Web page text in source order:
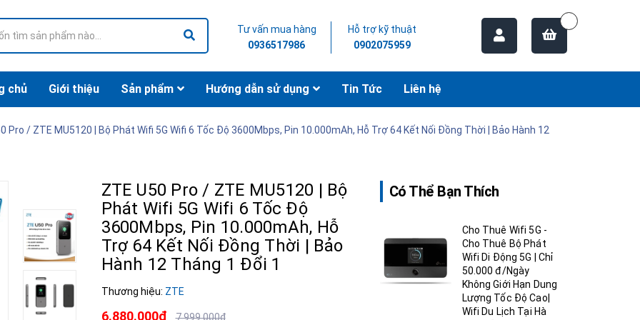
Tư vấn mua hàng
0936517986
Hỗ trợ kỹ thuật
0902075959
chủ Giới thiệu Sản phẩm Hướng dẫn sử dụng Tin Tức Liên hệ
Pro / ZTE MU5120 | Bộ Phát Wifi 5G Wifi 6 Tốc Độ 3600Mbps, Pin 10.000mAh, Hỗ Trợ 64 Kết Nối Đồng Thời | Bảo Hành 12
ZTE U50 Pro / ZTE MU5120 | Bộ
Phát Wifi 5G Wifi 6 Tốc Độ
3600Mbps, Pin 10.000mAh, Hỗ
Trợ 64 Kết Nối Đồng Thời | Bảo
Hành 12 Tháng 1 Đổi 1
Thương hiệu: ZTE
6.880.000₫ 7.999.000₫
Có Thể Bạn Thích
Cho Thuê Wifi 5G -
Cho Thuê Bộ Phát
Wifi Di Động 5G | Chỉ
50.000 đ/Ngày
Không Giới Hạn Dung
Lượng Tốc Độ Cao|
Wifi Du Lịch Tại Hà